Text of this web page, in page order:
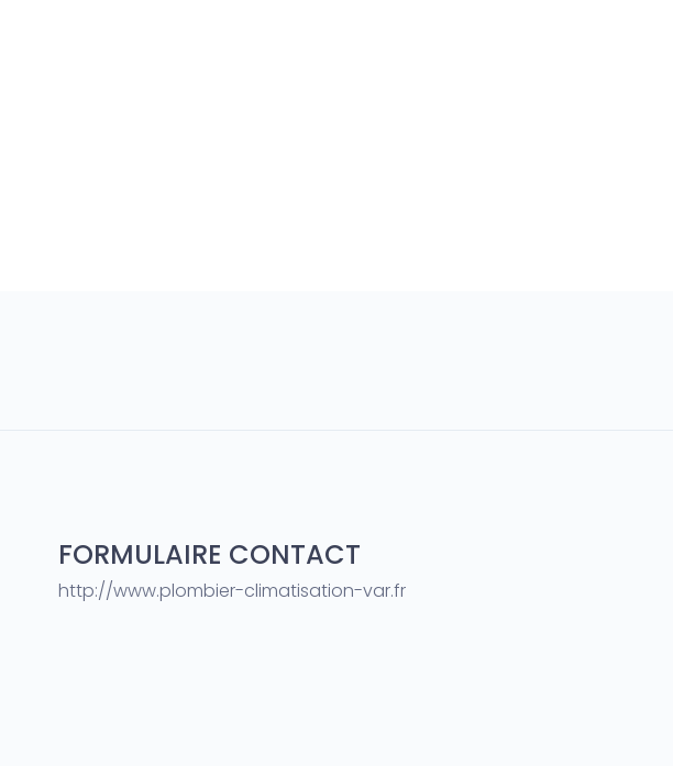
FORMULAIRE CONTACT
http://www.plombier-climatisation-var.fr